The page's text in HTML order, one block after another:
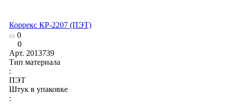
Коррекс КР-2207 (ПЭТ)
0
0
Арт. 2013739
Тип материала
:
ПЭТ
Штук в упаковке
: